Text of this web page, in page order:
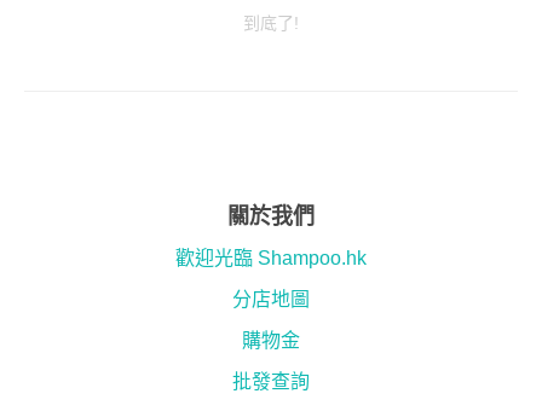
到底了!
關於我們
歡迎光臨 Shampoo.hk
分店地圖
購物金
批發查詢